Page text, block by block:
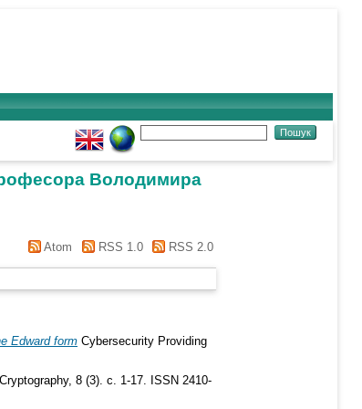
Володимира
Atom RSS 1.0 RSS 2.0
Edward form Cybersecurity Providing
Cryptography, 8 (3). с. 1-17. ISSN 2410-